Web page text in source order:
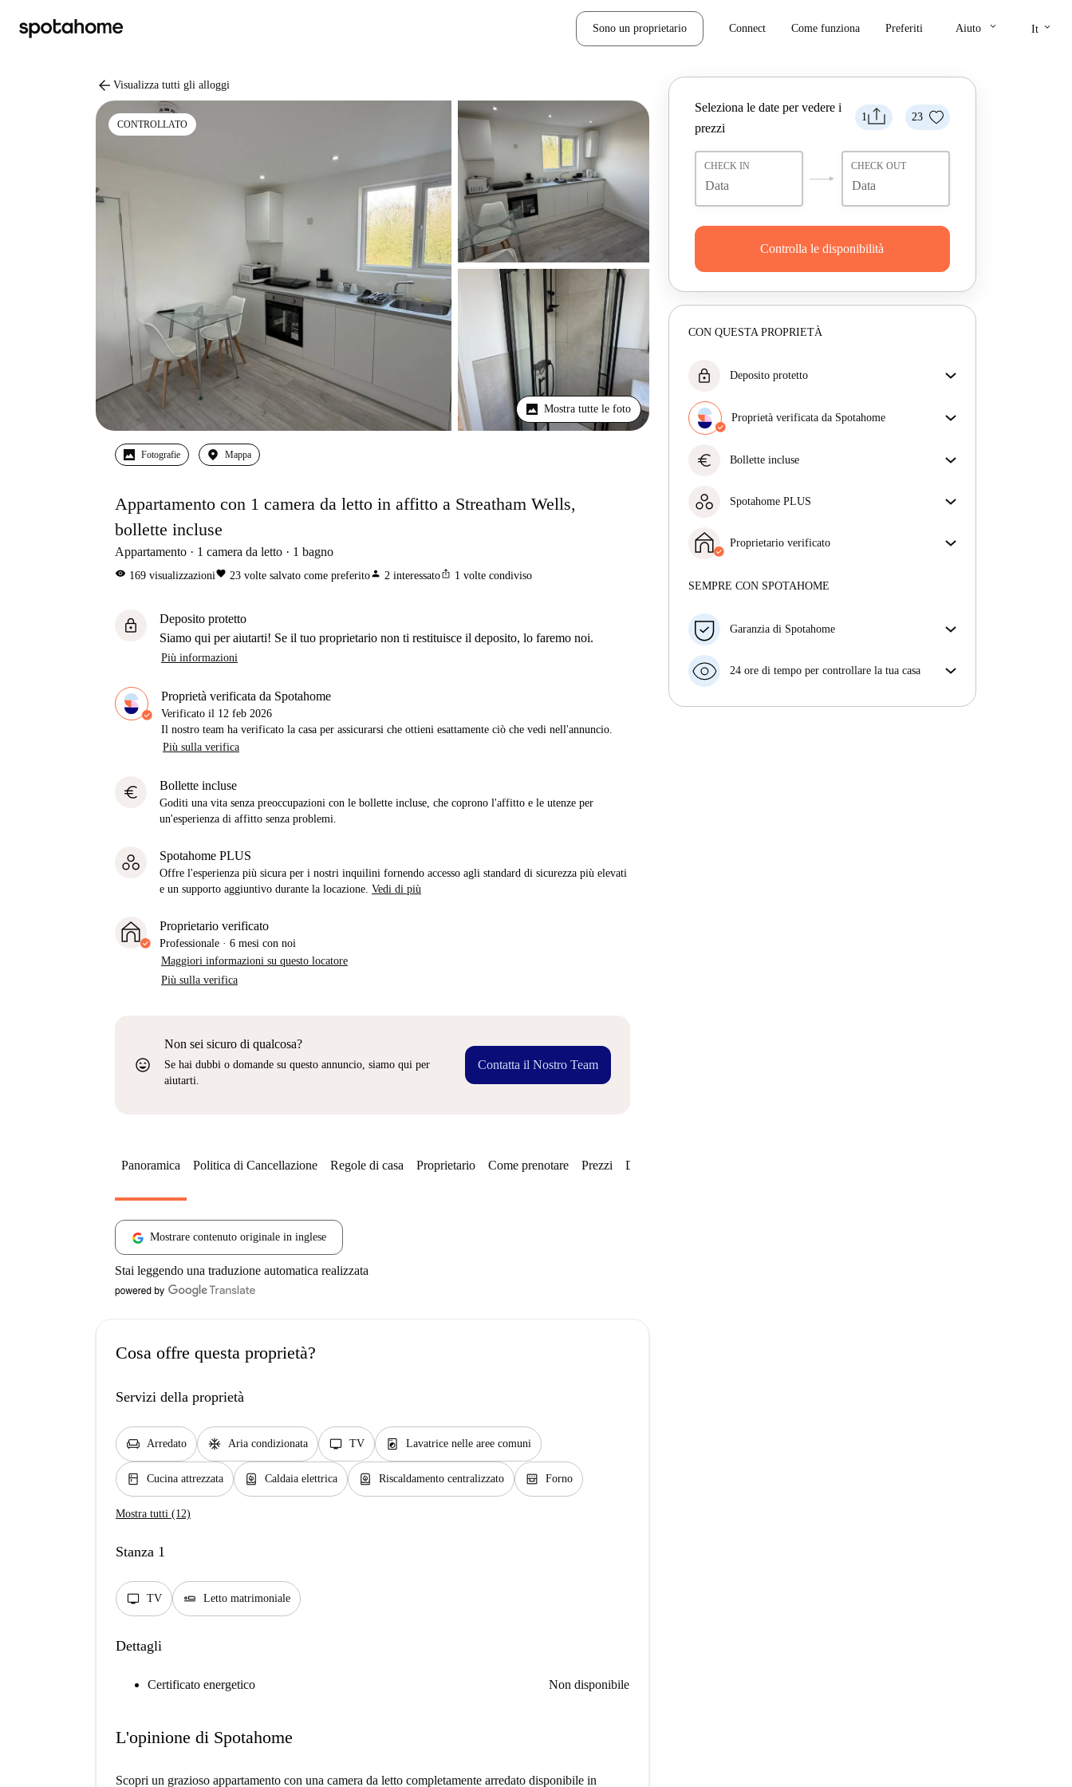
Sono un proprietario Connect Come funziona Preferiti Aiuto keyboard_arrow_down It keyboard_arrow_down
arrow_back Visualizza tutti gli alloggi
CONTROLLATO
Mostra tutte le foto
Fotografie Mappa
Appartamento con 1 camera da letto in affitto a Streatham Wells,
bollette incluse
Appartamento 1 camera da letto 1 bagno
visibility 169 visualizzazionifavorite 23 volte salvato come preferitoperson 2 interessatoios_share 1 volte condiviso
lock
Deposito protetto
Siamo qui per aiutarti! Se il tuo proprietario non ti restituisce il deposito, lo faremo noi.
Più informazioni
Proprietà verificata da Spotahome
Verificato il 12 feb 2026
Il nostro team ha verificato la casa per assicurarsi che ottieni esattamente ciò che vedi nell'annuncio.
Più sulla verifica
euro Bollette incluse
Goditi una vita senza preoccupazioni con le bollette incluse, che coprono l'affitto e le utenze per
un'esperienza di affitto senza problemi.
Spotahome PLUS
Offre l'esperienza più sicura per i nostri inquilini fornendo accesso agli standard di sicurezza più elevati
e un supporto aggiuntivo durante la locazione. Vedi di più
Proprietario verificato
Professionale · 6 mesi con noi
Maggiori informazioni su questo locatore
Più sulla verifica
sentiment_very_satisfied
Non sei sicuro di qualcosa?
Se hai dubbi o domande su questo annuncio, siamo qui per
aiutarti.
Contatta il Nostro Team
1 23
Seleziona le date per vedere i
prezzi
CHECK IN CHECK OUT
Controlla le disponibilità
CON QUESTA PROPRIETÀ
lock Deposito protetto
restituisce il deposito, lo faremo noi.
Più informazioni
Proprietà verificata da Spotahome
ottieni esattamente ciò che vedi nell'annuncio.
euro Bollette incluse
incluse, che coprono l'affitto e le utenze per
Spotahome PLUS
fornendo accesso agli standard di sicurezza più
elevati e un supporto aggiuntivo durante la
Proprietario verificato
Maggiori informazioni su questo locatore
SEMPRE CON SPOTAHOME
Garanzia di Spotahome
con breve preavviso, noi A) ti pagheremo un hotel e
B) ti rimborseremo totalmente
24 ore di tempo per controllare la tua casa
Panoramica Politica di Cancellazione Regole di casa Proprietario Come prenotare Prezzi Disponibilità
Mostrare contenuto originale in inglese
Stai leggendo una traduzione automatica realizzata
Cosa offre questa proprietà?
Servizi della proprietà
chair Arredato ac_unit Aria condizionata tv TV local_laundry_service Lavatrice nelle aree comuni
kitchen Cucina attrezzata water_heater Caldaia elettrica water_heater Riscaldamento centralizzato oven_gen Forno
Mostra tutti (12)
Stanza 1
tv TV airline_seat_flat Letto matrimoniale
Dettagli
Certificato energetico Non disponibile
L'opinione di Spotahome
Scopri un grazioso appartamento con una camera da letto completamente arredato disponibile in